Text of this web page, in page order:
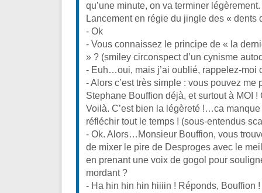
qu’une minute, on va terminer
Lancement en régie du jingle des « dents
- Ok
- Vous connaissez le principe de « la
» ? (smiley circonspect d’un cynisme
- Euh…oui, mais j’ai oublié, rappelez-moi
- Alors c’est très simple : vous pouvez me
Stephane Bouffion déjà, et surtout à MOI
Voilà. C’est bien la légèreté !…ca
réfléchir tout le temps ! (sous-entendus
- Ok. Alors…Monsieur Bouffion, vous
de mixer le pire de Desproges avec le
en prenant une voix de gogol pour
mordant ?
- Ha hin hin hin hiiiin ! Réponds, Bouffion !